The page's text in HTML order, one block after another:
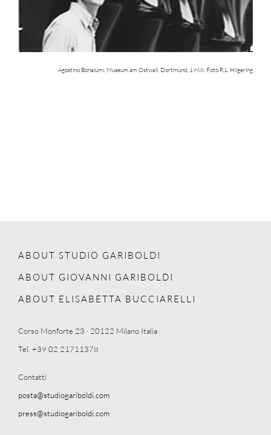
Agostino Bonalumi, Museum am Ostwall, Dortmund, 1968, Foto R.L. Hilgering
ABOUT STUDIO GARIBOLDI
ABOUT GIOVANNI GARIBOLDI
ABOUT ELISABETTA BUCCIARELLI
Corso Monforte 23 · 20122 Milano Italia
Tel. +39 02 21711378
Contatti
posta@studiogariboldi.com
press@studiogariboldi.com